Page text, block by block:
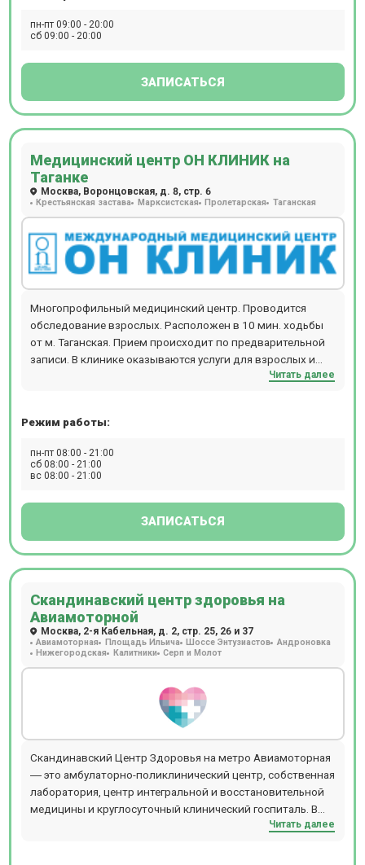
пн-пт 09:00 - 20:00
сб 09:00 - 20:00
ЗАПИСАТЬСЯ
Медицинский центр ОН КЛИНИК на
Таганке
Москва, Воронцовская, д. 8, стр. 6
Крестьянская застава Марксистская Пролетарская Таганская
Многопрофильный медицинский центр. Проводится
обследование взрослых. Расположен в 10 мин. ходьбы
от м. Таганская. Прием происходит по предварительной
записи. В клинике оказываются услуги для взрослых и
Читать далее
Режим работы:
пн-пт 08:00 - 21:00
сб 08:00 - 21:00
вс 08:00 - 21:00
ЗАПИСАТЬСЯ
Скандинавский центр здоровья на
Авиамоторной
Москва, 2-я Кабельная, д. 2, стр. 25, 26 и 37
Авиамоторная Площадь Ильича Шоссе Энтузиастов Андроновка
Нижегородская Калитники Серп и Молот
Скандинавский Центр Здоровья на метро Авиамоторная
― это амбулаторно-поликлинический центр, собственная
лаборатория, центр интегральной и восстановительной
медицины и круглосуточный клинический госпиталь. В
центре осуществляется полный комплекс услуг поЧитать далее